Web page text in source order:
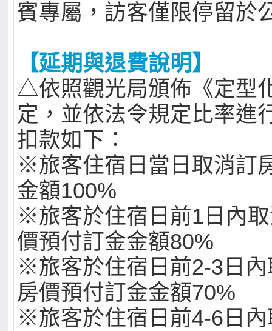
賓專屬，訪客僅限停留於
【延期與退費說明】
△依照觀光局頒佈《定型
定，並依法令規定比率進
扣款如下：
※旅客住宿日當日取消訂
金額100%
※旅客於住宿日前1日內
價預付訂金金額80%
※旅客於住宿日前2-3日
房價預付訂金金額70%
※旅客於住宿日前4-6日